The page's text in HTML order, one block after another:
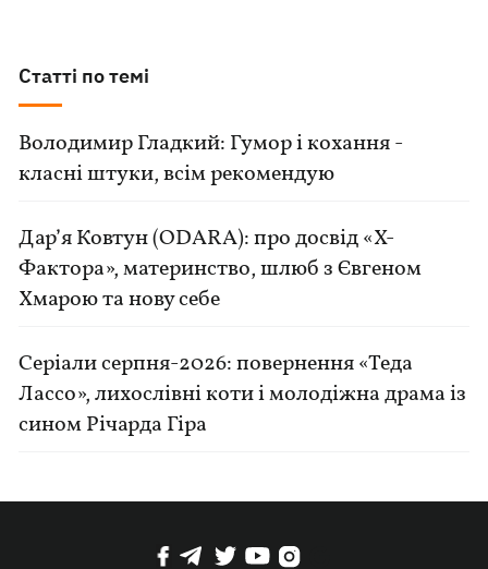
Статті по темі
Володимир Гладкий: Гумор і кохання -
класні штуки, всім рекомендую
Дар’я Ковтун (ODARA): про досвід «Х-
Фактора», материнство, шлюб з Євгеном
Хмарою та нову себе
Серіали серпня-2026: повернення «Теда
Лассо», лихослівні коти і молодіжна драма із
сином Річарда Гіра